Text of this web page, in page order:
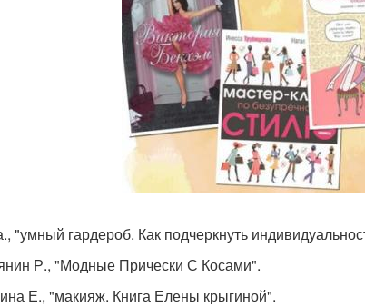
"умный гардероб. Как подчеркнуть
Р., "Модные Прически С Косами".
Е., "макияж. Книга Елены крыгиной".